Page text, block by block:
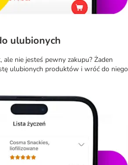
ulubionych
ale nie jesteś pewny zakupu? Żaden
ulubionych produktów i wróć do niego